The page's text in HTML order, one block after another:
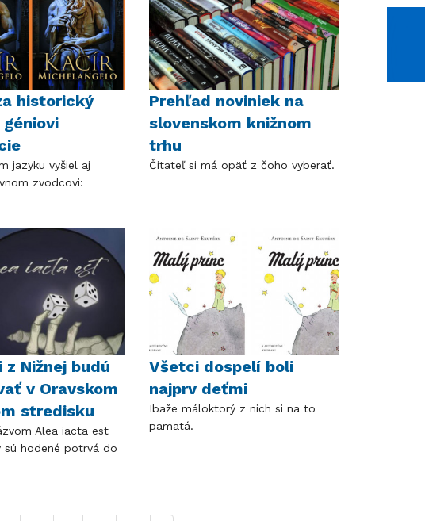
historický
jazyku vyšiel aj
zvodcovi:
Prehľad noviniek na
slovenskom knižnom
trhu
Čitateľ si má opäť z čoho vyberať.
Nižnej budú
v Oravskom
stredisku
Alea iacta est
sú hodené potrvá do
Všetci dospelí boli
najprv deťmi
Ibaže máloktorý z nich si na to
pamätá.